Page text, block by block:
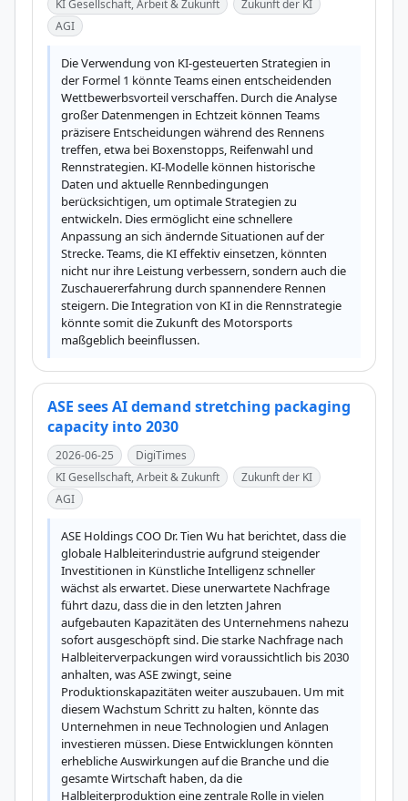
KI Gesellschaft, Arbeit & Zukunft
Zukunft der KI
AGI
Die Verwendung von KI-gesteuerten Strategien in
der Formel 1 könnte Teams einen entscheidenden
Wettbewerbsvorteil verschaffen. Durch die Analyse
großer Datenmengen in Echtzeit können Teams
präzisere Entscheidungen während des Rennens
treffen, etwa bei Boxenstopps, Reifenwahl und
Rennstrategien. KI-Modelle können historische
Daten und aktuelle Rennbedingungen
berücksichtigen, um optimale Strategien zu
entwickeln. Dies ermöglicht eine schnellere
Anpassung an sich ändernde Situationen auf der
Strecke. Teams, die KI effektiv einsetzen, könnten
nicht nur ihre Leistung verbessern, sondern auch die
Zuschauererfahrung durch spannendere Rennen
steigern. Die Integration von KI in die Rennstrategie
könnte somit die Zukunft des Motorsports
maßgeblich beeinflussen.
ASE sees AI demand stretching packaging
capacity into 2030
2026-06-25
DigiTimes
KI Gesellschaft, Arbeit & Zukunft
Zukunft der KI
AGI
ASE Holdings COO Dr. Tien Wu hat berichtet, dass die
globale Halbleiterindustrie aufgrund steigender
Investitionen in Künstliche Intelligenz schneller
wächst als erwartet. Diese unerwartete Nachfrage
führt dazu, dass die in den letzten Jahren
aufgebauten Kapazitäten des Unternehmens nahezu
sofort ausgeschöpft sind. Die starke Nachfrage nach
Halbleiterverpackungen wird voraussichtlich bis 2030
anhalten, was ASE zwingt, seine
Produktionskapazitäten weiter auszubauen. Um mit
diesem Wachstum Schritt zu halten, könnte das
Unternehmen in neue Technologien und Anlagen
investieren müssen. Diese Entwicklungen könnten
erhebliche Auswirkungen auf die Branche und die
gesamte Wirtschaft haben, da die
Halbleiterproduktion eine zentrale Rolle in vielen